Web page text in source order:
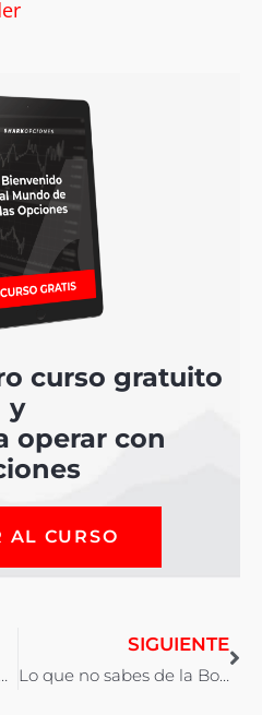
curso gratuito
y
operar con
AL CURSO
Algo que aprendí trabajando en Nissan…
SIGUIENTE
Lo que no sabes de la Bolsa y nunca te han contado